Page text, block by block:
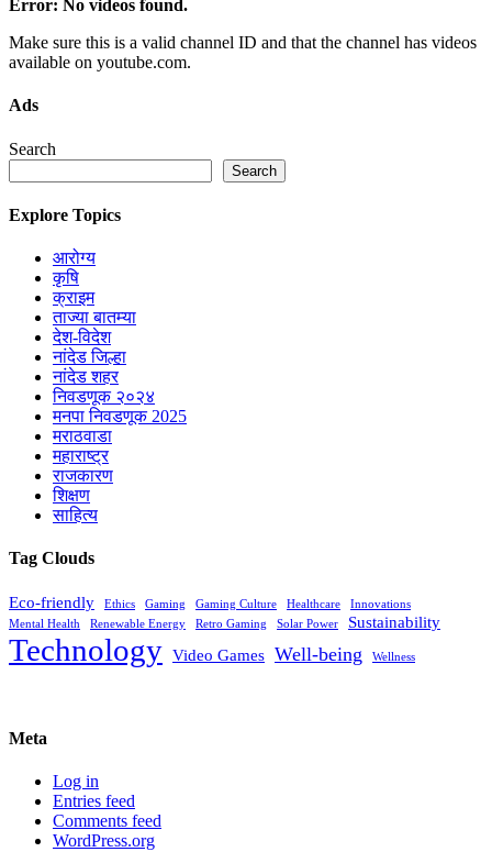
Error: No videos found.
Make sure this is a valid channel ID and that the channel has videos
available on youtube.com.
Ads
Search
Search
Explore Topics
आरोग्य
कृषि
क्राइम
ताज्या बातम्या
देश-विदेश
नांदेड जिल्हा
नांदेड शहर
निवडणूक २०२४
मनपा निवडणूक 2025
मराठवाडा
महाराष्ट्र
राजकारण
शिक्षण
साहित्य
Tag Clouds
Eco-friendly Ethics Gaming Gaming Culture Healthcare
Innovations
Mental Health
Renewable Energy Retro Gaming Solar Power Sustainability
Technology Video Games Well-being Wellness
Meta
Log in
Entries feed
Comments feed
WordPress.org